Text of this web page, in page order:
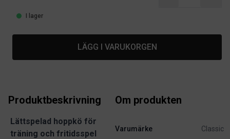
I lager
LÄGG I VARUKORGEN
Produktbeskrivning
Lättspelad hoppkö för
träning och fritidsspel
Om produkten
Varumärke Classic